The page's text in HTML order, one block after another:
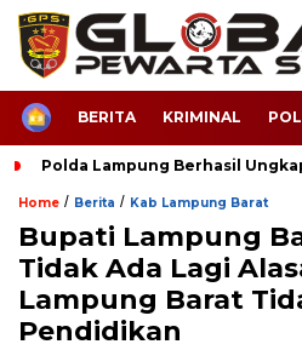
HOMEBERITA KRIMINAL
Polda Lampung Berhasil
Home / Berita / Kab Lampung Barat
Bupati Lampung
Tidak Ada Lagi
Lampung Barat
Pendidikan